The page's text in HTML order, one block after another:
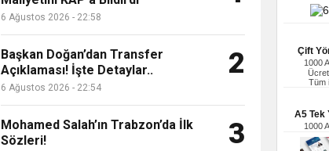
Çift
1000
Tüm
A5 Tek
1000
6 Ağustos 2026 - 22:58
Başkan Doğan’dan Transfer
Açıklaması! İşte Detaylar..
6 Ağustos 2026 - 22:54
2
Mohamed Salah’ın Trabzon’da İlk
Sözleri!
3